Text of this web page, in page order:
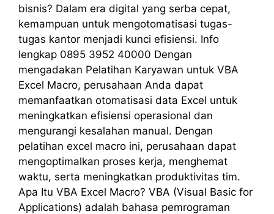
bisnis? Dalam era digital yang serba cepat,
kemampuan untuk mengotomatisasi tugas-
tugas kantor menjadi kunci efisiensi. Info
lengkap 0895 3952 40000 Dengan
mengadakan Pelatihan Karyawan untuk VBA
Excel Macro, perusahaan Anda dapat
memanfaatkan otomatisasi data Excel untuk
meningkatkan efisiensi operasional dan
mengurangi kesalahan manual. Dengan
pelatihan excel macro ini, perusahaan dapat
mengoptimalkan proses kerja, menghemat
waktu, serta meningkatkan produktivitas tim.
Apa Itu VBA Excel Macro? VBA (Visual Basic for
Applications) adalah bahasa pemrograman